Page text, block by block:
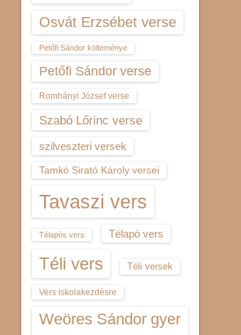
Osvát Erzsébet verse
Petőfi Sándor költeménye
Petőfi Sándor verse
Romhányi József verse
Szabó Lőrinc verse
szilveszteri versek
Tamkó Sirató Károly versei
Tavaszi vers
Télapós vers Télapó vers
Téli vers Téli versek
Vers iskolakezdésre
Weöres Sándor gyer